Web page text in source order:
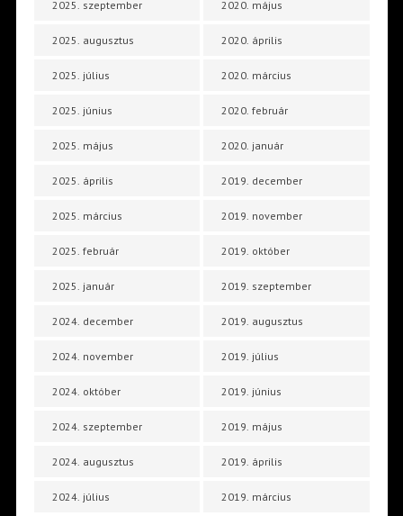
2025. szeptember
2025. augusztus
2025. július
2025. június
2025. május
2025. április
2025. március
2025. február
2025. január
2024. december
2024. november
2024. október
2024. szeptember
2024. augusztus
2024. július
2020. május
2020. április
2020. március
2020. február
2020. január
2019. december
2019. november
2019. október
2019. szeptember
2019. augusztus
2019. július
2019. június
2019. május
2019. április
2019. március